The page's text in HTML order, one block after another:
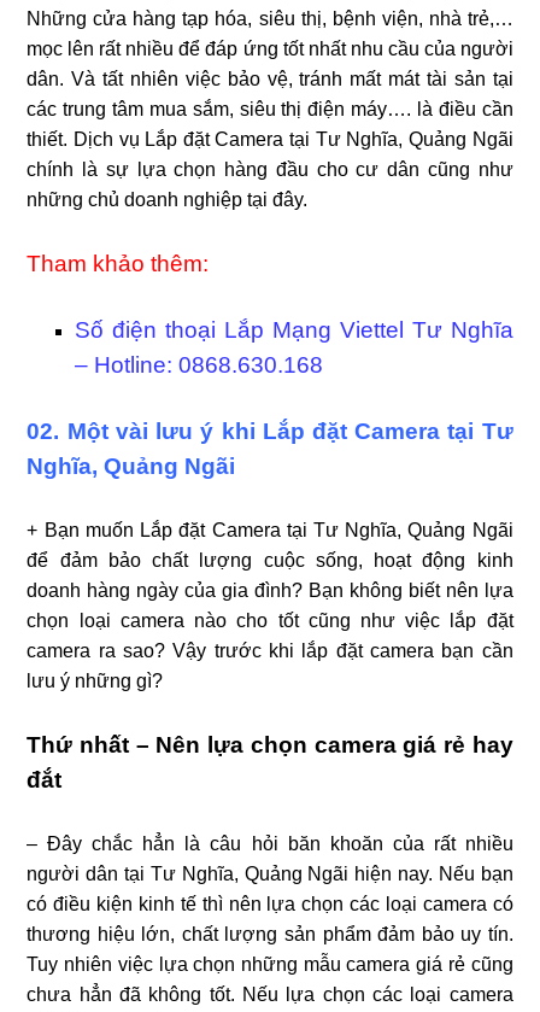
Những cửa hàng tạp hóa, siêu thị, bệnh viện, nhà trẻ,…
mọc lên rất nhiều để đáp ứng tốt nhất nhu cầu của người
dân. Và tất nhiên việc bảo vệ, tránh mất mát tài sản tại
các trung tâm mua sắm, siêu thị điện máy…. là điều cần
thiết. Dịch vụ Lắp đặt Camera tại Tư Nghĩa, Quảng Ngãi
chính là sự lựa chọn hàng đầu cho cư dân cũng như
những chủ doanh nghiệp tại đây.
Tham khảo thêm:
Số điện thoại Lắp Mạng Viettel Tư Nghĩa
– Hotline: 0868.630.168
02. Một vài lưu ý khi Lắp đặt Camera tại Tư
Nghĩa, Quảng Ngãi
+ Bạn muốn Lắp đặt Camera tại Tư Nghĩa, Quảng Ngãi
để đảm bảo chất lượng cuộc sống, hoạt động kinh
doanh hàng ngày của gia đình? Bạn không biết nên lựa
chọn loại camera nào cho tốt cũng như việc lắp đặt
camera ra sao? Vậy trước khi lắp đặt camera bạn cần
lưu ý những gì?
Thứ nhất – Nên lựa chọn camera giá rẻ hay
đắt
– Đây chắc hẳn là câu hỏi băn khoăn của rất nhiều
người dân tại Tư Nghĩa, Quảng Ngãi hiện nay. Nếu bạn
có điều kiện kinh tế thì nên lựa chọn các loại camera có
thương hiệu lớn, chất lượng sản phẩm đảm bảo uy tín.
Tuy nhiên việc lựa chọn những mẫu camera giá rẻ cũng
chưa hẳn đã không tốt. Nếu lựa chọn các loại camera